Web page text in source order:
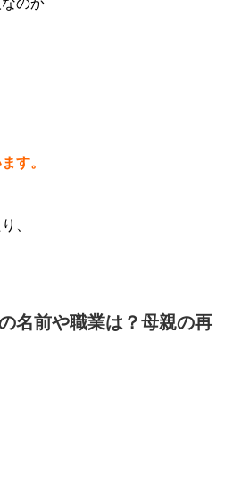
す。
、
名前や職業は？母親の再